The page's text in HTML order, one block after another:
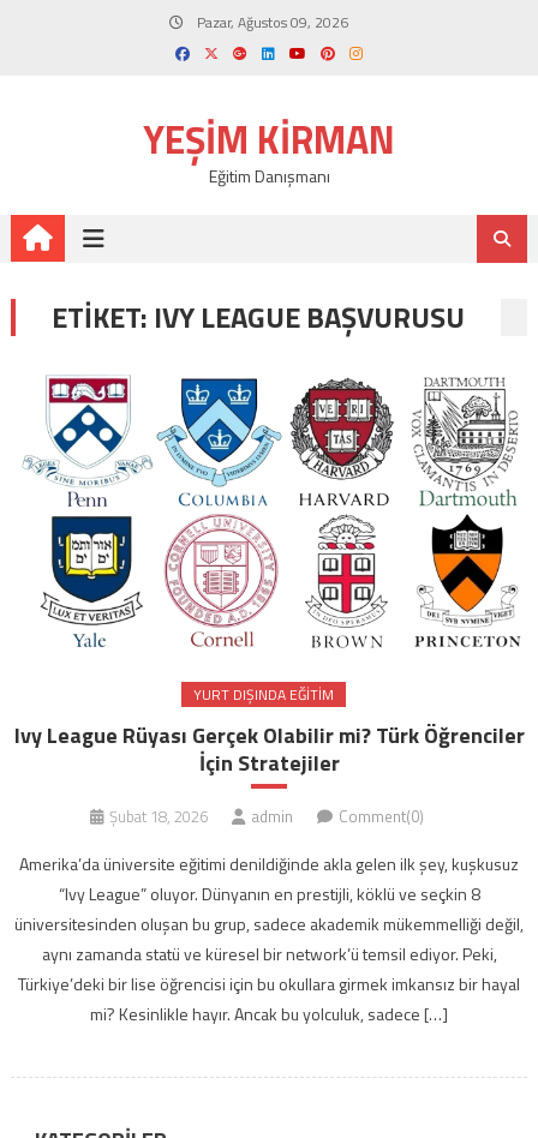
Pazar, Ağustos 09, 2026
YEŞIM KIRMAN
Eğitim Danışmanı
ETIKET: IVY LEAGUE BAŞVURUSU
YURT DIŞINDA EĞITIM
Ivy League Rüyası Gerçek Olabilir mi? Türk Öğrenciler
İçin Stratejiler
Şubat 18, 2026 admin Comment(0)
Amerika’da üniversite eğitimi denildiğinde akla gelen ilk şey, kuşkusuz
“Ivy League” oluyor. Dünyanın en prestijli, köklü ve seçkin 8
üniversitesinden oluşan bu grup, sadece akademik mükemmelliği değil,
aynı zamanda statü ve küresel bir network’ü temsil ediyor. Peki,
Türkiye’deki bir lise öğrencisi için bu okullara girmek imkansız bir hayal
mi? Kesinlikle hayır. Ancak bu yolculuk, sadece […]